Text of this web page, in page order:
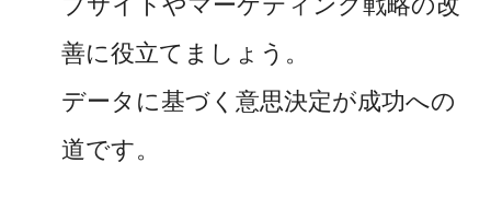
善に役立てましょう。
データに基づく意思決定が成功への
道です。